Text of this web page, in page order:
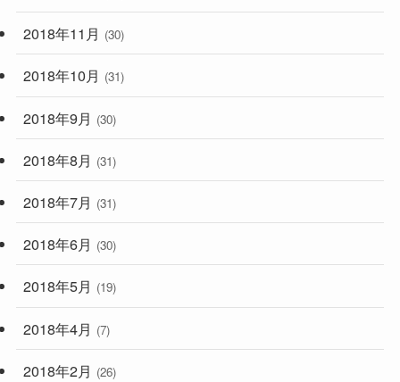
2018年11月 (30)
2018年10月 (31)
2018年9月 (30)
2018年8月 (31)
2018年7月 (31)
2018年6月 (30)
2018年5月 (19)
2018年4月 (7)
2018年2月 (26)